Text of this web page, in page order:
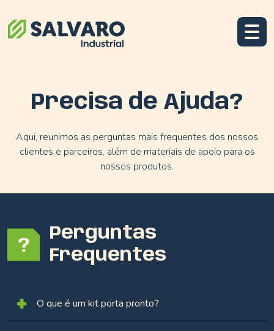
Precisa de Ajuda?
Aqui, reunimos as perguntas mais frequentes dos nossos
clientes e parceiros, além de materiais de apoio para os
nossos produtos.
Perguntas
Frequentes
O que é um kit porta pronto?